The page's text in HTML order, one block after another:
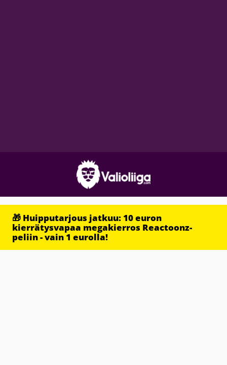
🎁 Huipputarjous jatkuu: 10 euron
kierrätysvapaa megakierros Reactoonz-
peliin - vain 1 eurolla!